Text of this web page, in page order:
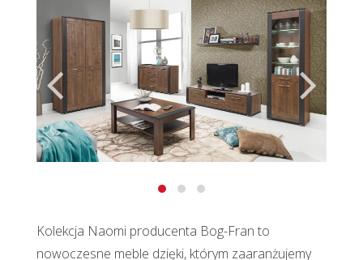
Kolekcja Naomi producenta Bog-Fran to
nowoczesne meble dzięki, którym zaaranżujemy